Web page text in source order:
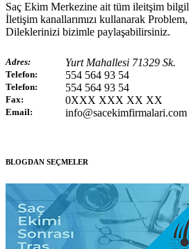
Saç Ekim Merkezine ait tüm ileitşim
İletişim kanallarımızı kullanarak
Dileklerinizi bizimle paylaşabilirsiniz.
Adres: Yurt Mahallesi 71329 Sk.
Telefon: 554 564 93 54
Telefon: 554 564 93 54
Fax: 0XXX XXX XX XX
Email: info@sacekimfirmalari.com
BLOGDAN SEÇMELER